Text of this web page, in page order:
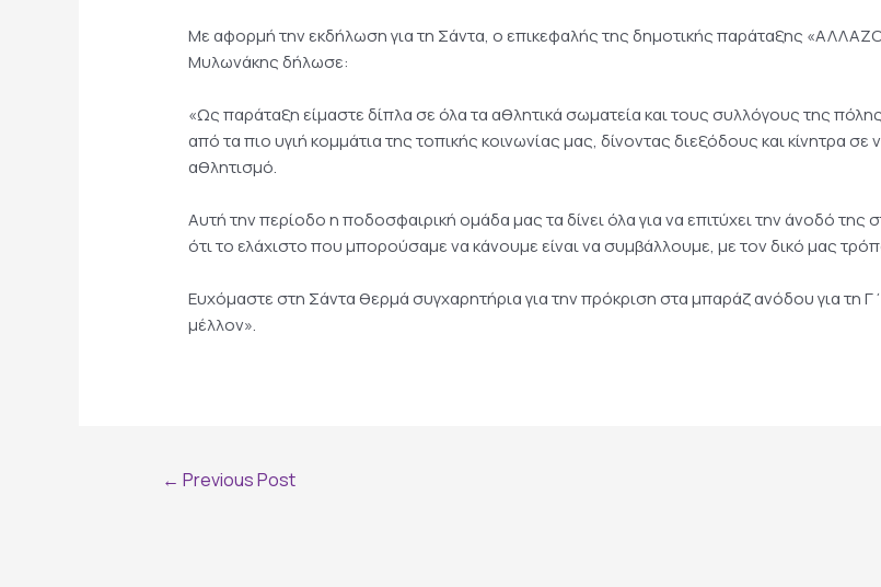
Με αφορμή την εκδήλωση για τη Σάντα, ο επικεφαλής της δημοτικής παράταξης
Μυλωνάκης δήλωσε:
«Ως παράταξη είμαστε δίπλα σε όλα τα αθλητικά σωματεία και τους συλλόγους της
από τα πιο υγιή κομμάτια της τοπικής κοινωνίας μας, δίνοντας διεξόδους και κίνητρα
αθλητισμό.
Αυτή την περίοδο η ποδοσφαιρική ομάδα μας τα δίνει όλα για να επιτύχει την άνοδό
ότι το ελάχιστο που μπορούσαμε να κάνουμε είναι να συμβάλλουμε, με τον δικό μας
Ευχόμαστε στη Σάντα θερμά συγχαρητήρια για την πρόκριση στα μπαράζ ανόδου για τη
μέλλον».
← Previous Post